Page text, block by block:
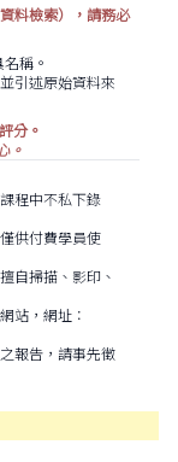
料檢索），請務必
稱。
引述原始資料來
分。
。
程中不私下錄
供付費學員使
自掃描、影印、
站，網址：
報告，請事先徵